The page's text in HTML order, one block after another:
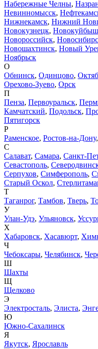
Набережные Челны,
Невинномысск,
Нижнекамск, Нижний
Новокузнецк,
Новороссийск,
Новошахтинск, Новый
Ноябрьск
О
Обнинск, Одинцово,
Орехово-Зуево, Орск
П
Пенза, Первоуральск,
Камчатский, Подольск,
Пятигорск
Р
Раменское, Ростов-на-Дону,
С
Салават, Самара, Санкт-
Севастополь,
Серпухов, Симферополь,
Старый Оскол,
Т
Таганрог, Тамбов, Тверь,
У
Улан-Удэ, Ульяновск,
Х
Хабаровск, Хасавюрт,
Ч
Чебоксары, Челябинск,
Ш
Шахты
Щ
Щелково
Э
Электросталь, Элиста,
Ю
Южно-Сахалинск
Я
Якутск, Ярославль